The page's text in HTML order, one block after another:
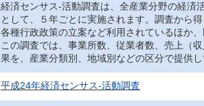
経済センサス‐活動調査は、全産業分野の経済
として、５年ごとに実施されます。調査から
各種行政政策の立案など利用されているほか
この調査では、事業所数、従業者数、売上（
果を、産業分類別、地域別などの区分で提供し
平成24年経済センサス‐活動調査